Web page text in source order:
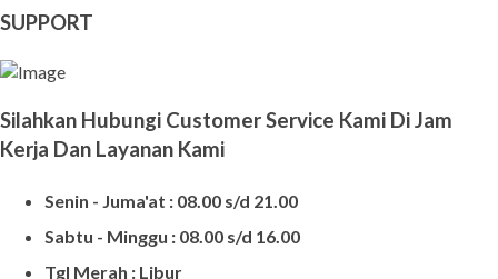
SUPPORT
Silahkan Hubungi Customer Service Kami Di Jam
Kerja Dan Layanan Kami
Senin - Juma'at : 08.00 s/d 21.00
Sabtu - Minggu : 08.00 s/d 16.00
Tgl Merah : Libur